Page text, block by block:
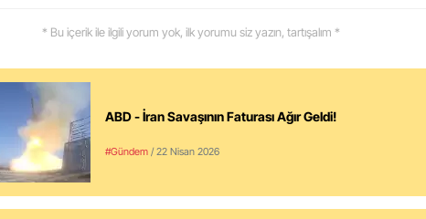
* Bu içerik ile ilgili yorum yok, ilk yorumu siz yazın, tartışalım *
ABD - İran Savaşının Faturası Ağır Geldi!
#Gündem / 22 Nisan 2026